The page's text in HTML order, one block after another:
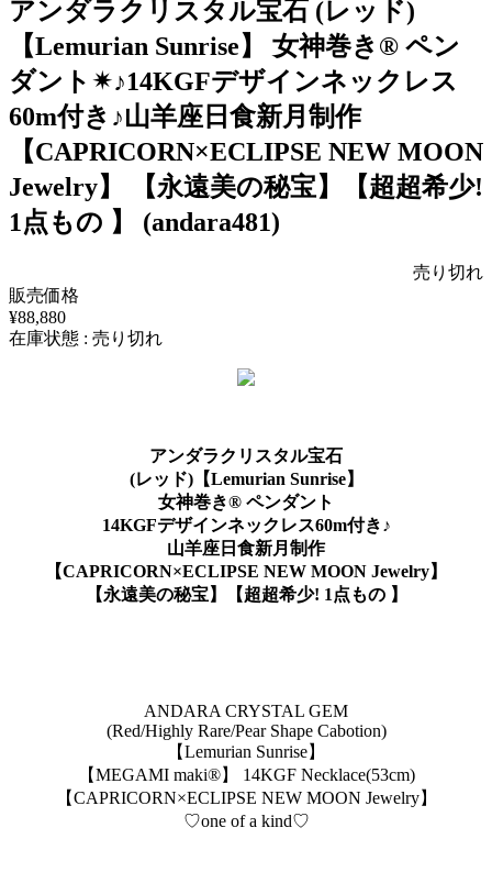
アンダラクリスタル宝石 (レッド)
【Lemurian Sunrise】 女神巻き® ペン
ダント✴︎♪14KGFデザインネックレス
60m付き♪山羊座日食新月制作
【CAPRICORN×ECLIPSE NEW MOON
Jewelry】 【永遠美の秘宝】【超超希少!
1点もの 】 (andara481)
売り切れ
販売価格
¥88,880
在庫状態 : 売り切れ
アンダラクリスタル宝石
(レッド)【Lemurian Sunrise】
女神巻き® ペンダント
14KGFデザインネックレス60m付き♪
山羊座日食新月制作
【CAPRICORN×ECLIPSE NEW MOON Jewelry】
【永遠美の秘宝】【超超希少! 1点もの 】
ANDARA CRYSTAL GEM
(Red/Highly Rare/Pear Shape Cabotion)
【Lemurian Sunrise】
【MEGAMI maki®︎】 14KGF Necklace(53cm)
【CAPRICORN×ECLIPSE NEW MOON Jewelry】
♡one of a kind♡